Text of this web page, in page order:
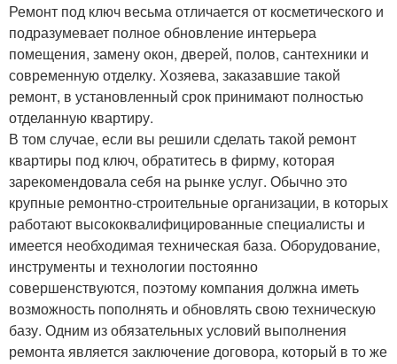
Ремонт под ключ весьма отличается от косметического и
подразумевает полное обновление интерьера
помещения, замену окон, дверей, полов, сантехники и
современную отделку. Хозяева, заказавшие такой
ремонт, в установленный срок принимают полностью
отделанную квартиру.
В том случае, если вы решили сделать такой ремонт
квартиры под ключ, обратитесь в фирму, которая
зарекомендовала себя на рынке услуг. Обычно это
крупные ремонтно-строительные организации, в которых
работают высококвалифицированные специалисты и
имеется необходимая техническая база. Оборудование,
инструменты и технологии постоянно
совершенствуются, поэтому компания должна иметь
возможность пополнять и обновлять свою техническую
базу. Одним из обязательных условий выполнения
ремонта является заключение договора, который в то же